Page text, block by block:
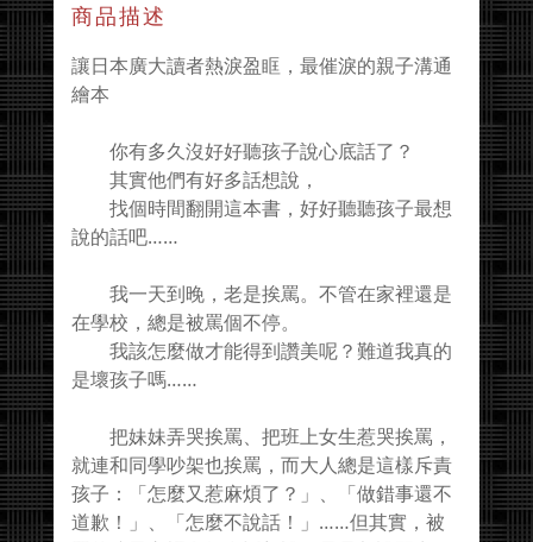
商品描述
讓日本廣大讀者熱淚盈眶，最催淚的親子溝通
繪本
你有多久沒好好聽孩子說心底話了？
其實他們有好多話想說，
找個時間翻開這本書，好好聽聽孩子最想
說的話吧……
我一天到晚，老是挨罵。不管在家裡還是
在學校，總是被罵個不停。
我該怎麼做才能得到讚美呢？難道我真的
是壞孩子嗎……
把妹妹弄哭挨罵、把班上女生惹哭挨罵，
就連和同學吵架也挨罵，而大人總是這樣斥責
孩子：「怎麼又惹麻煩了？」、「做錯事還不
道歉！」、「怎麼不說話！」……但其實，被